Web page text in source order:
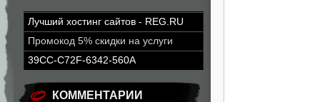
Лучший хостинг сайтов - REG.RU
Промокод 5% скидки на услуги
39CC-C72F-6342-560A
КОММЕНТАРИИ